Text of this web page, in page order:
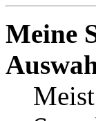
Meine